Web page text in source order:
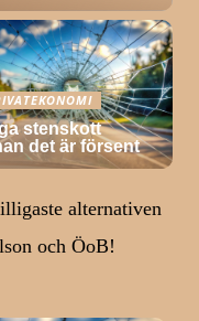
stenskott
det är försent
alternativen
och ÖoB!